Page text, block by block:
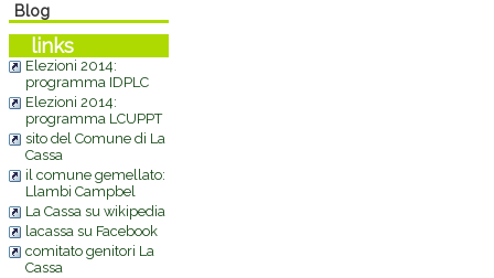
Blog
links
Elezioni 2014:
programma IDPLC
Elezioni 2014:
programma LCUPPT
sito del Comune di La
Cassa
il comune gemellato:
Llambi Campbel
La Cassa su wikipedia
lacassa su Facebook
comitato genitori La
Cassa